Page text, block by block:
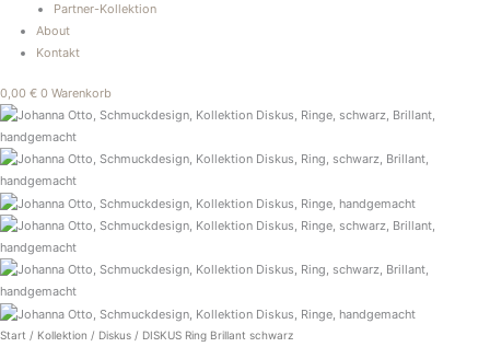
Partner-Kollektion
About
Kontakt
0,00 € 0 Warenkorb
Start / Kollektion / Diskus / DISKUS Ring Brillant schwarz
DISKUS
Ring
Brillant
schwarz
Menge